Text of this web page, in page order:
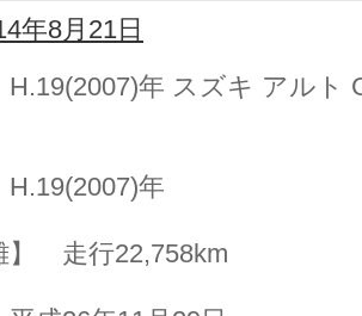
年8月21日
年 スズキ アルト
年
】 走行22,758km